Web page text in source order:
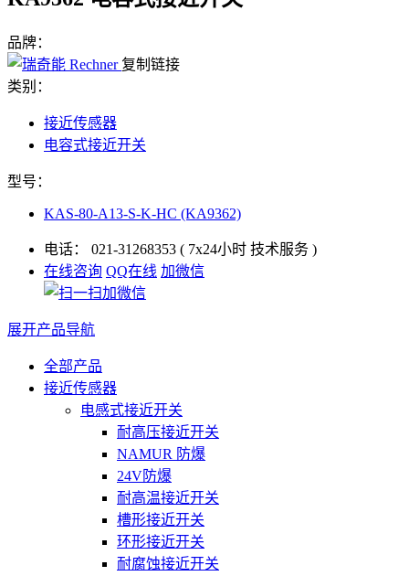
品牌：
复制链接
类别：
接近传感器
电容式接近开关
型号：
KAS-80-A13-S-K-HC (KA9362)
电话： 021-31268353 ( 7x24小时 技术服务 )
在线咨询 QQ在线 加微信
展开产品导航
全部产品
接近传感器
电感式接近开关
耐高压接近开关
NAMUR 防爆
24V防爆
耐高温接近开关
槽形接近开关
环形接近开关
耐腐蚀接近开关